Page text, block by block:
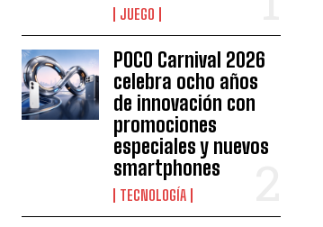
JUEGO
POCO Carnival 2026
celebra ocho años
de innovación con
promociones
especiales y nuevos
smartphones
TECNOLOGÍA